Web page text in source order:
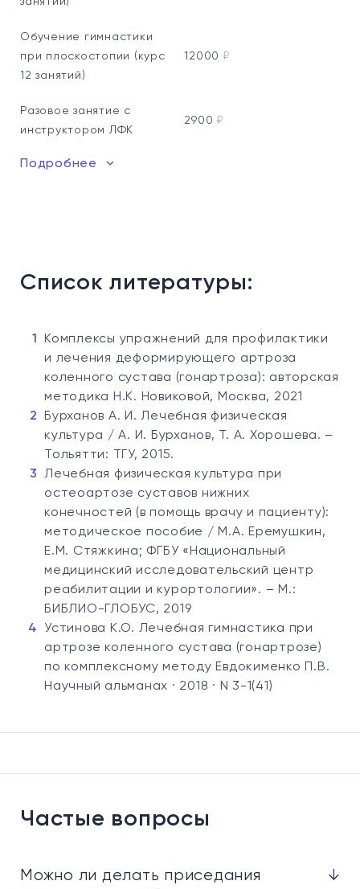
Обучение гимнастики
при плоскостопии (курс
12 занятий)
12000 ₽
Разовое занятие с
инструктором ЛФК
2900 ₽
Подробнее
Список литературы:
Комплексы упражнений для профилактики
и лечения деформирующего артроза
коленного сустава (гонартроза): авторская
методика Н.К. Новиковой, Москва, 2021
Бурханов А. И. Лечебная физическая
культура / А. И. Бурханов, Т. А. Хорошева. –
Тольятти: ТГУ, 2015.
Лечебная физическая культура при
остеоартозе суставов нижних
конечностей (в помощь врачу и пациенту):
методическое пособие / М.А. Еремушкин,
Е.М. Стяжкина; ФГБУ «Национальный
медицинский исследовательский центр
реабилитации и курортологии». – М.:
БИБЛИО-ГЛОБУС, 2019
Устинова К.О. Лечебная гимнастика при
артрозе коленного сустава (гонартрозе)
по комплексному методу Евдокименко П.В.
Научный альманах · 2018 · N 3-1(41)
Частые вопросы
Можно ли делать приседания
↓